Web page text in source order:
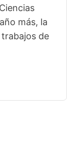
más, la
de